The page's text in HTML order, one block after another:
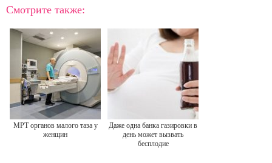
Смотрите также:
МРТ органов малого таза у
женщин
Даже одна банка газировки в
день может вызвать
бесплодие